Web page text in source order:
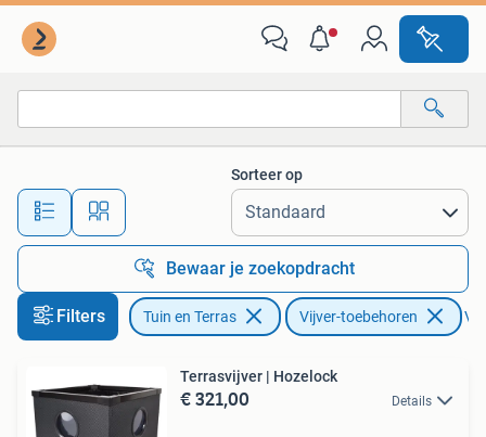
Alle afstanden…
Sorteer op
Bewaar je zoekopdracht
Filters Tuin en Terras Vijver-toebehoren
Terrasvijver | Hozelock
€ 321,00 Details